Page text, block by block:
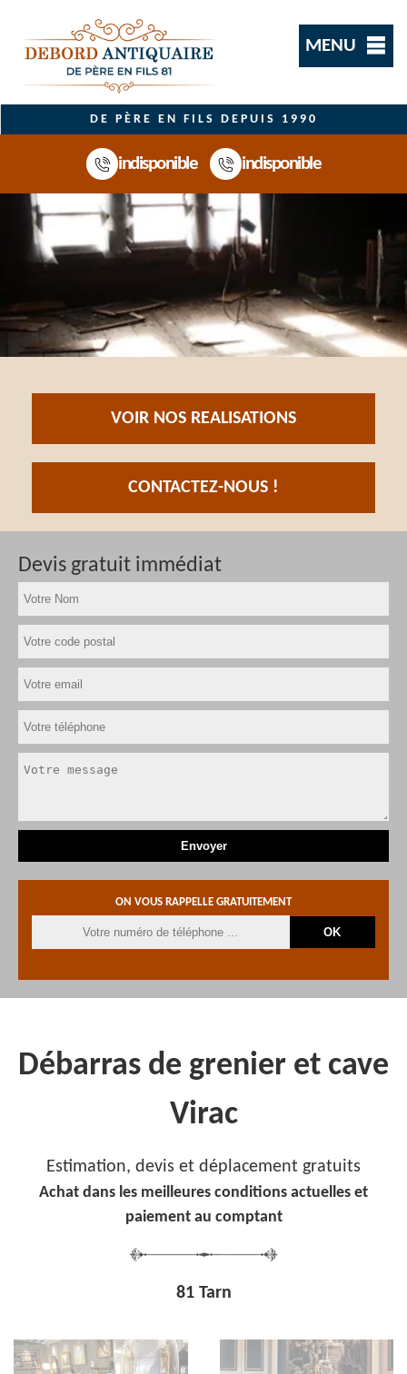
MENU
DE PÈRE EN FILS DEPUIS 1990
indisponible indisponible
VOIR NOS REALISATIONS
CONTACTEZ-NOUS !
Devis gratuit immédiat
ON VOUS RAPPELLE GRATUITEMENT
Débarras de grenier et cave
Virac
Estimation, devis et déplacement gratuits
Achat dans les meilleures conditions actuelles et
paiement au comptant
81 Tarn